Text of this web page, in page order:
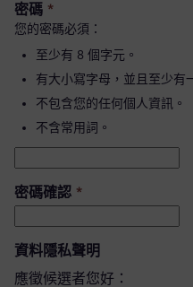
密碼 *
您的密碼必須：
至少有 8 個字元。
有大小寫字母，並且至少有
不包含您的任何個人資訊。
不含常用詞。
密碼確認 *
資料隱私聲明
應徵候選者您好：